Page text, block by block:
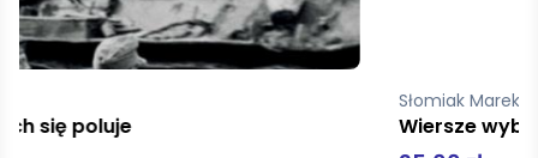
Wiersze wybrane m kSłomiak